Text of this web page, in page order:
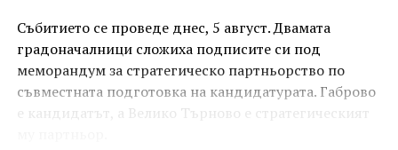
Събитието се проведе днес, 5 август. Двамата
градоначалници сложиха подписите си под
меморандум за стратегическо партньорство по
съвместната подготовка на кандидатурата. Габрово
е кандидатът, а Велико Търново е стратегическият